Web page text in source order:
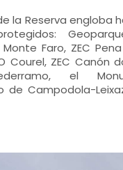
la Reserva engloba
Monte Faro, ZEC
Courel, ZEC Canón
el
de Campodola-